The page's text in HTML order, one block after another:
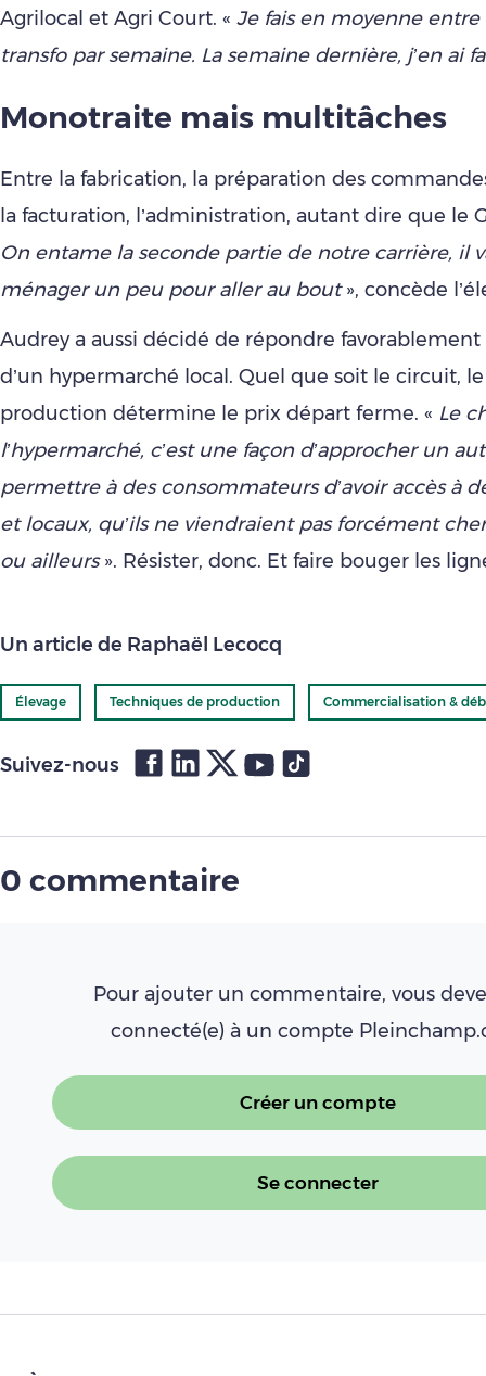
Agrilocal et Agri Court. « Je fais en moyenne
transfo par semaine. La semaine dernière, j’en ai
Monotraite mais multitâches
Entre la fabrication, la préparation des
la facturation, l’administration, autant dire que le
On entame la seconde partie de notre carrière, il
ménager un peu pour aller au bout», concède
Audrey a aussi décidé de répondre
d’un hypermarché local. Quel que soit le circuit,
production détermine le prix départ ferme. « Le
l’hypermarché, c’est une façon d’approcher un
permettre à des consommateurs d’avoir accès à
et locaux, qu’ils ne viendraient pas forcément
ou ailleurs». Résister, donc. Et faire bouger les
Un article de Raphaël Lecocq
Élevage Techniques de production Commercialisation &
Suivez-nous
0 commentaire
Pour ajouter un commentaire, vous
connecté(e) à un compte
Créer un compte
Se connecter